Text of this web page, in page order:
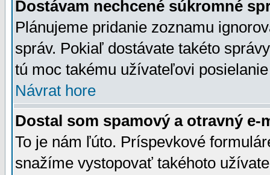
Dostávam nechcené súkromné
Plánujeme pridanie zoznamu
správ. Pokiaľ dostávate takéto
tú moc takému užívateľovi
Návrat hore
Dostal som spamový a otravný e-
To je nám ľúto. Príspevkové
snažíme vystopovať takéhoto